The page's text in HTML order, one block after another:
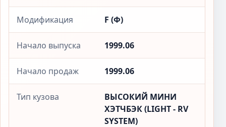
Модификация F (Ф)
Начало выпуска 1999.06
Начало продаж 1999.06
Тип кузова
ВЫСОКИЙ МИНИ
ХЭТЧБЭК (LIGHT - RV
SYSTEM)